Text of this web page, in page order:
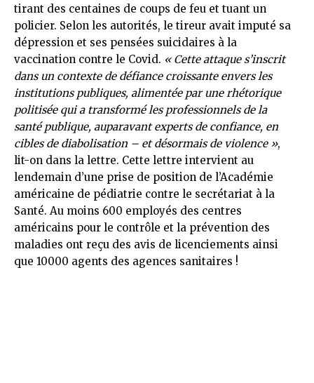
tirant des centaines de coups de feu et tuant un
policier. Selon les autorités, le tireur avait imputé sa
dépression et ses pensées suicidaires à la
vaccination contre le Covid. « Cette attaque s’inscrit
dans un contexte de défiance croissante envers les
institutions publiques, alimentée par une rhétorique
politisée qui a transformé les professionnels de la
santé publique, auparavant experts de confiance, en
cibles de diabolisation – et désormais de violence »,
lit-on dans la lettre. Cette lettre intervient au
lendemain d’une prise de position de l’Académie
américaine de pédiatrie contre le secrétariat à la
Santé. Au moins 600 employés des centres
américains pour le contrôle et la prévention des
maladies ont reçu des avis de licenciements ainsi
que 10000 agents des agences sanitaires !